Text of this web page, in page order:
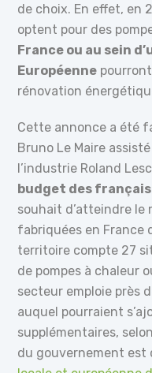
de choix. En effet, en
optent pour des
France ou au sein
Européenne
rénovation
Cette annonce a été
Bruno Le Maire
l’industrie Roland
budget des français
souhait d’atteindre le
fabriquées en France
territoire compte 27
de pompes à chaleur
secteur emploie près
auquel pourraient
supplémentaires,
du gouvernement est